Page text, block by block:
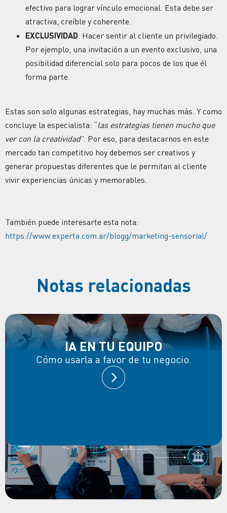
efectivo para lograr vínculo emocional. Esta debe ser
atractiva, creíble y coherente.
EXCLUSIVIDAD . Hacer sentir al cliente un privilegiado.
Por ejemplo, una invitación a un evento exclusivo, una
posibilidad diferencial solo para pocos de los que él
forma parte.
Estas son solo algunas estrategias, hay muchas más. Y como
concluye la especialista: “las estrategias tienen mucho que
ver con la creatividad”. Por eso, para destacarnos en este
mercado tan competitivo hoy debemos ser creativos y
generar propuestas diferentes que le permitan al cliente
vivir experiencias únicas y memorables.
También puede interesarte esta nota:
https://www.experta.com.ar/blogg/marketing-sensorial/
Notas relacionadas
IA EN TU EQUIPO
Cómo usarla a favor de tu negocio.